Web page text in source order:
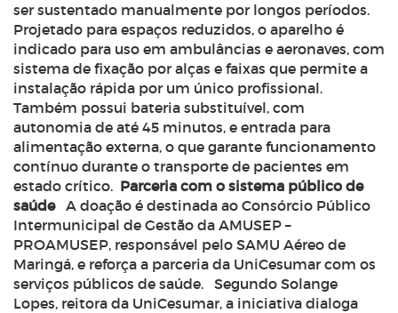
ser sustentado manualmente por longos períodos.
Projetado para espaços reduzidos, o aparelho é
indicado para uso em ambulâncias e aeronaves, com
sistema de fixação por alças e faixas que permite a
instalação rápida por um único profissional.
Também possui bateria substituível, com
autonomia de até 45 minutos, e entrada para
alimentação externa, o que garante funcionamento
contínuo durante o transporte de pacientes em
estado crítico. Parceria com o sistema público de
saúde A doação é destinada ao Consórcio Público
Intermunicipal de Gestão da AMUSEP –
PROAMUSEP, responsável pelo SAMU Aéreo de
Maringá, e reforça a parceria da UniCesumar com os
serviços públicos de saúde. Segundo Solange
Lopes, reitora da UniCesumar, a iniciativa dialoga